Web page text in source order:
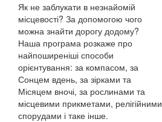
Як не заблукати в незнайомій
місцевості? За допомогою чого
можна знайти дорогу додому?
Наша програма розкаже про
найпоширеніші способи
орієнтування: за компасом, за
Сонцем вдень, за зірками та
Місяцем вночі, за рослинами та
місцевими прикметами, релігійними
спорудами і таке інше.